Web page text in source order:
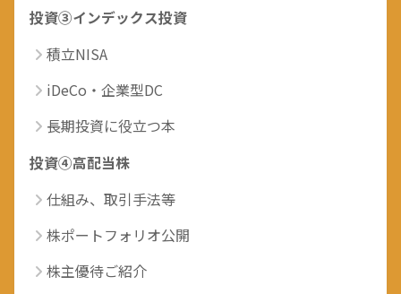
投資③インデックス投資
積立NISA
iDeCo・企業型DC
長期投資に役立つ本
投資④高配当株
仕組み、取引手法等
株ポートフォリオ公開
株主優待ご紹介